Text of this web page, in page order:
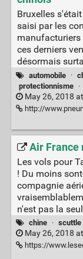
Bruxelles
saisi par les
manufacturiers
ces derniers
désormais
automobile ·
protectionnisme
·
May 26, 2018 at
http://www.pneumatique-
Air France
Les vols pour
! Du moins
compagnie
n'est pas la
chine · scuttle
May 26, 2018 at
https://www.lesechos.fr/monde/chine/